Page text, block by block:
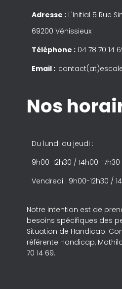
Adresse : L'Initial 5 Rue
69200 Vénissieux
Téléphone : 04 78 70 14
Email :
Nos
Du lundi au jeudi :
9h00-12h30 / 14h00-17h30
Vendredi : 9h00-12h30 /
Notre intention est de
besoins spécifiques des
Situation de Handicap.
référente Handicap,
70 14 69.